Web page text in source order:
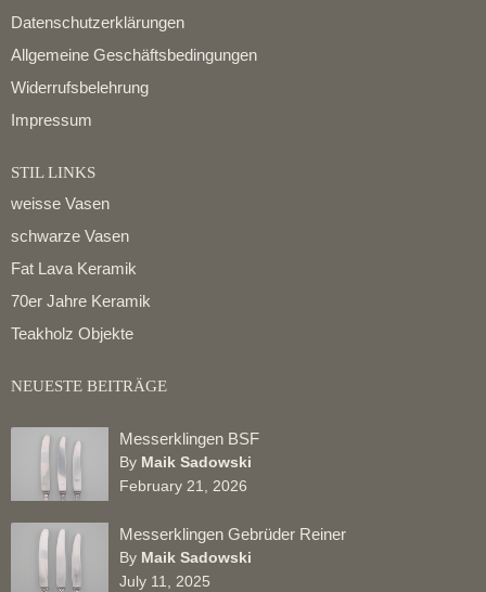
Datenschutzerklärungen
Allgemeine Geschäftsbedingungen
Widerrufsbelehrung
Impressum
STIL LINKS
weisse Vasen
schwarze Vasen
Fat Lava Keramik
70er Jahre Keramik
Teakholz Objekte
NEUESTE BEITRÄGE
Messerklingen BSF
By Maik Sadowski
February 21, 2026
Messerklingen Gebrüder Reiner
By Maik Sadowski
July 11, 2025